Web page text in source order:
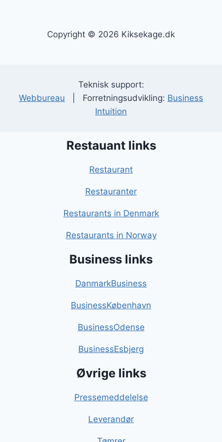
Copyright © 2026 Kiksekage.dk
Teknisk support:
Webbureau | Forretningsudvikling: Business
Intuition
Restauant links
Restaurant
Restauranter
Restaurants in Denmark
Restaurants in Norway
Business links
DanmarkBusiness
BusinessKøbenhavn
BusinessOdense
BusinessEsbjerg
Øvrige links
Pressemeddelelse
Leverandør